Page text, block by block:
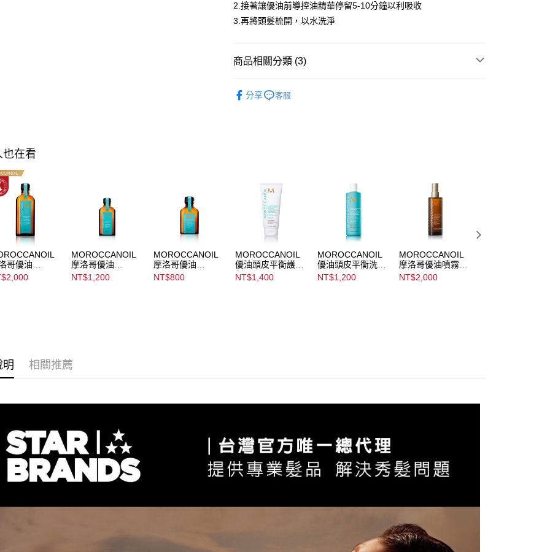
※ 請注意：結帳手續完成當下不需立刻繳費，但若您需要取消訂單，請聯
絡購買商品的店家。未經商家同意取消之訂單仍視為有效，需透過AFTEE
付客戶支援中心」https://netprotections.freshdesk.com/support/home
１．透過由恩沛科技股份有限公司提供之「AFTEE先享後付」服務完成之
４．使用「AFTEE先享後付」時，將依據個別帳號之用戶狀況，依本公司
即時審查核予不同之上限額度；若仍有額度不足之情形，本公司將視審查
結果請求用戶進行身份認證。
５．嚴禁一人註冊多個帳號或使用他人資訊註冊。若發現惡意使用之情
形，恩沛科技股份有限公司將有權停止該用戶之使用額度並採取法律行
每筆NT$100，滿NT$3,000(含以上)免運費
宅配-離島
2.接著讓優油前導控油精華停留5-10分鐘以利吸收
3.再將頭髮梳開，以水洗淨
商品相關分類 (3)
分享 客服
也在看
哥優油
MOROCCANOIL
摩洛哥優油
Moroccanoil
Treatment
NT$1,200
MOROCCANOIL
摩洛哥優油
Moroccanoil
Treatment
NT$800
MOROCCANOIL
優油頭皮平衡護髮
劑 Scalp
Balancing
NT$1,400
MOROCCANOIL
優油頭皮平衡洗髮
露 Scalp
Balancing
NT$1,200
MOROCCANOIL
摩洛哥優油噴霧
Moroccanoil
Treatment Mist
NT$2,000
明 相關推薦